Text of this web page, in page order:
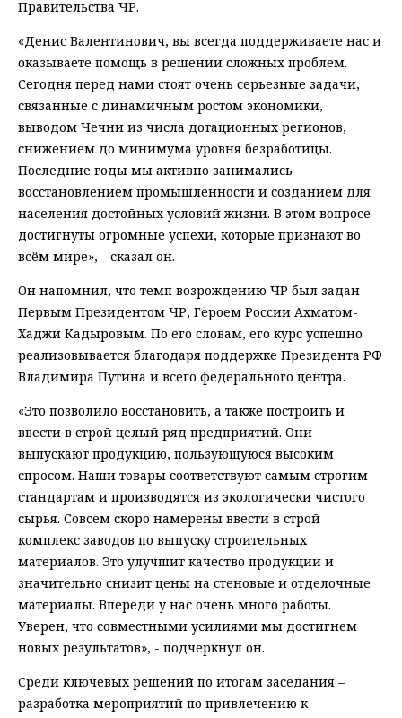
Правительства ЧР.
«Денис Валентинович, вы всегда поддерживаете нас и
оказываете помощь в решении сложных проблем.
Сегодня перед нами стоят очень серьезные задачи,
связанные с динамичным ростом экономики,
выводом Чечни из числа дотационных регионов,
снижением до минимума уровня безработицы.
Последние годы мы активно занимались
восстановлением промышленности и созданием для
населения достойных условий жизни. В этом вопросе
достигнуты огромные успехи, которые признают во
всём мире», - сказал он.
Он напомнил, что темп возрождению ЧР был задан
Первым Президентом ЧР, Героем России Ахматом-
Хаджи Кадыровым. По его словам, его курс успешно
реализовывается благодаря поддержке Президента РФ
Владимира Путина и всего федерального центра.
«Это позволило восстановить, а также построить и
ввести в строй целый ряд предприятий. Они
выпускают продукцию, пользующуюся высоким
спросом. Наши товары соответствуют самым строгим
стандартам и производятся из экологически чистого
сырья. Совсем скоро намерены ввести в строй
комплекс заводов по выпуску строительных
материалов. Это улучшит качество продукции и
значительно снизит цены на стеновые и отделочные
материалы. Впереди у нас очень много работы.
Уверен, что совместными усилиями мы достигнем
новых результатов», - подчеркнул он.
Среди ключевых решений по итогам заседания –
разработка мероприятий по привлечению к